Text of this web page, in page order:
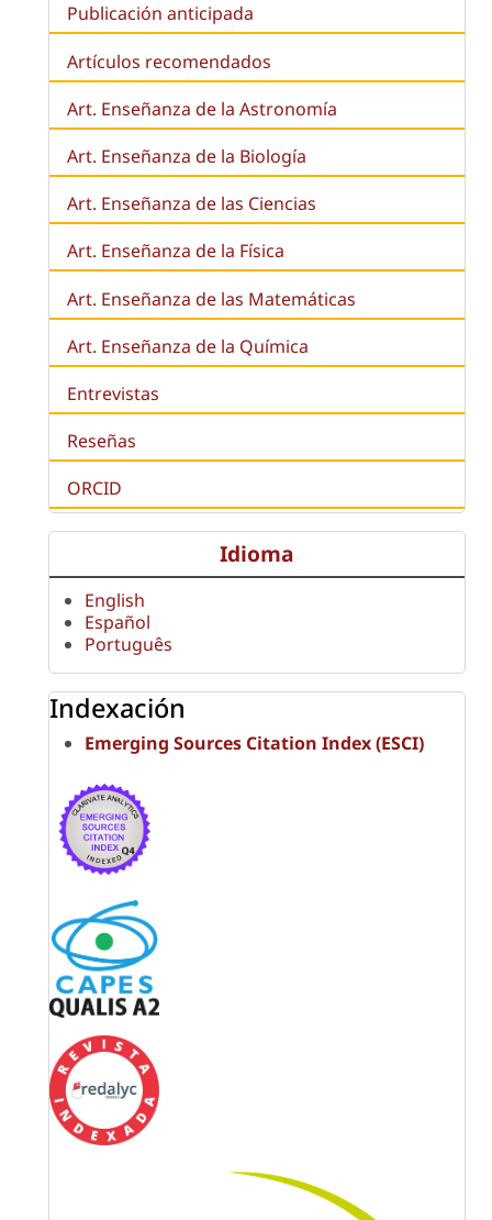
Publicación anticipada
Artículos recomendados
Art. Enseñanza de la Astronomía
Art. Enseñanza de la Biología
Art. Enseñanza de las Ciencias
Art. Enseñanza de la Física
Art. Enseñanza de las Matemáticas
Art. Enseñanza de la Química
Entrevistas
Reseñas
ORCID
Idioma
English
Español
Português
Indexación
Emerging Sources Citation Index (ESCI)